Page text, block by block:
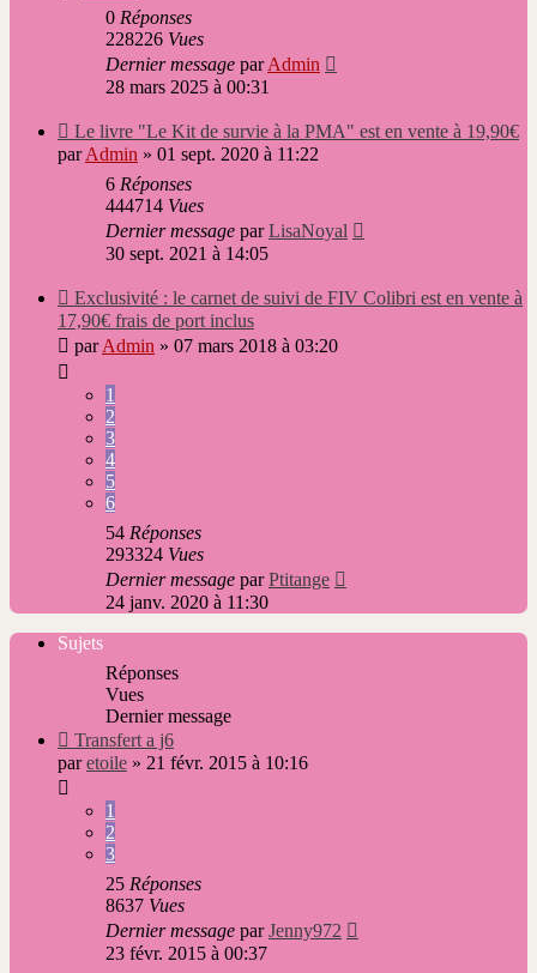
0 Réponses
228226 Vues
Dernier message parAdmin
28 mars 2025 à 00:31
Nouveau
message
Le livre "Le Kit de survie à la PMA" est en vente à 19,90€
parAdmin » 01 sept. 2020 à 11:22
6 Réponses
444714 Vues
Dernier message parLisaNoyal
30 sept. 2021 à 14:05
Nouveau
message
Exclusivité : le carnet de suivi de FIV Colibri est en vente à
17,90€ frais de port inclus
parAdmin » 07 mars 2018 à 03:20
1
2
3
4
5
6
54 Réponses
293324 Vues
Dernier message parPtitange
24 janv. 2020 à 11:30
Sujets
Réponses
Vues
Dernier message
Nouveau
message
Transfert a j6
paretoile » 21 févr. 2015 à 10:16
1
2
3
25 Réponses
8637 Vues
Dernier message parJenny972
23 févr. 2015 à 00:37